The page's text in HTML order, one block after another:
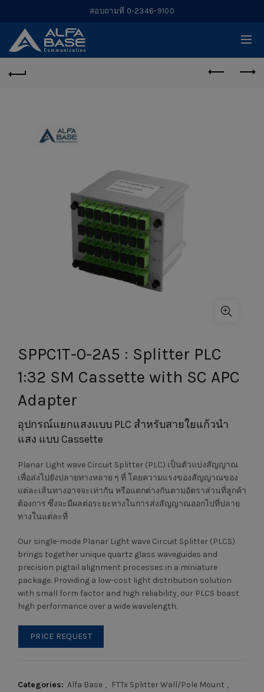
สอบถามที่ 0-2346-9100
SPPC1T-0-2A5 : Splitter PLC
1:32 SM Cassette with SC APC
Adapter
อุปกรณ์แยกแสงแบบ PLC สำหรับสายใยแก้วนำ
แสง แบบ Cassette
Planar Light wave Circuit Splitter (PLC) เป็นตัวแบ่งสัญญาณ
เพื่อส่งไปยังปลายทางหลาย ๆ ที่ โดยความแรงของสัญญาณของ
แต่ละเส้นทางอาจจะเท่ากัน หรือแตกต่างกันตามอัตราส่วนที่ลูกค้า
ต้องการ ซึ่งจะมีผลต่อระยะทางในการส่งสัญญาณออกไปที่ปลาย
ทางในแต่ละที่
Our single-mode Planar Light wave Circuit Splitter (PLCS)
brings together unique quartz glass waveguides and
precision pigtail alignment processes in a miniature
package. Providing a low-cost light distribution solution
with small form factor and high reliability, our PLCS boast
high performance over a wide wavelength.
PRICE REQUEST
Categories: Alfa Base , FTTx Splitter Wall/Pole Mount ,